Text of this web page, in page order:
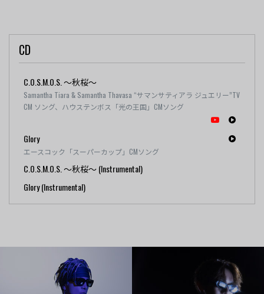
CD
C.O.S.M.O.S. ～秋桜～
Samantha Tiara & Samantha Thavasa “サマンサティアラ ジュエリー”TV
CM ソング、ハウステンボス「光の王国」CMソング
Glory
エースコック「スーパーカップ」CMソング
C.O.S.M.O.S. ～秋桜～ (Instrumental)
Glory (Instrumental)